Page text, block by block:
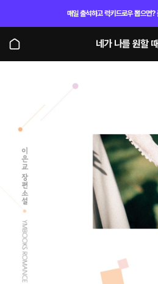
매일 출석하고 럭키드로우 뽑으면?
네가 나를 원할